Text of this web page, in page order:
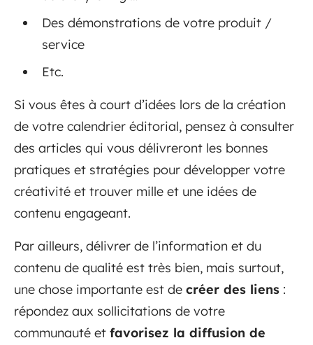
Des démonstrations de votre produit /
service
Etc.
Si vous êtes à court d’idées lors de la création
de votre calendrier éditorial, pensez à consulter
des articles qui vous délivreront les bonnes
pratiques et stratégies pour développer votre
créativité et trouver mille et une idées de
contenu engageant.
Par ailleurs, délivrer de l’information et du
contenu de qualité est très bien, mais surtout,
une chose importante est de créer des liens :
répondez aux sollicitations de votre
communauté et favorisez la diffusion de